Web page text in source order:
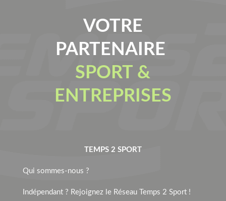
VOTRE
PARTENAIRE
SPORT &
ENTREPRISES
TEMPS 2 SPORT
Qui sommes-nous ?
Indépendant ? Rejoignez le Réseau Temps 2 Sport !